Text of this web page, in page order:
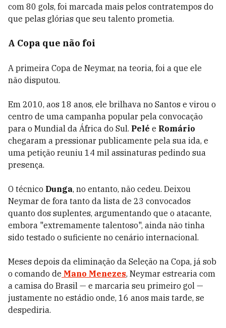
com 80 gols, foi marcada mais pelos contratempos do
que pelas glórias que seu talento prometia.
A Copa que não foi
A primeira Copa de Neymar, na teoria, foi a que ele
não disputou.
Em 2010, aos 18 anos, ele brilhava no Santos e virou o
centro de uma campanha popular pela convocação
para o Mundial da África do Sul. Pelé e Romário
chegaram a pressionar publicamente pela sua ida, e
uma petição reuniu 14 mil assinaturas pedindo sua
presença.
O técnico Dunga, no entanto, não cedeu. Deixou
Neymar de fora tanto da lista de 23 convocados
quanto dos suplentes, argumentando que o atacante,
embora "extremamente talentoso", ainda não tinha
sido testado o suficiente no cenário internacional.
Meses depois da eliminação da Seleção na Copa, já sob
o comando de Mano Menezes, Neymar estrearia com
a camisa do Brasil — e marcaria seu primeiro gol —
justamente no estádio onde, 16 anos mais tarde, se
despediria.